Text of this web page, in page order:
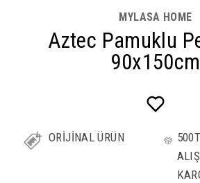
MYLASA HOME
Aztec Pamuklu
90x150cm
ORİJİNAL ÜRÜN